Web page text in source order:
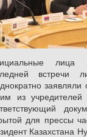
лица
встречи
заявляли
из
для прессы
Казахстана